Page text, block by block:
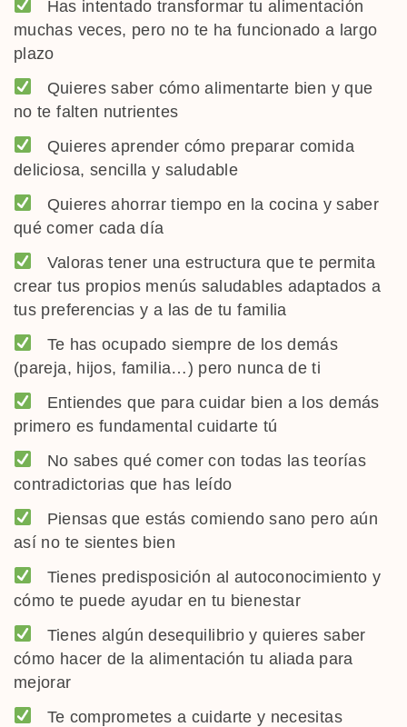
Has intentado transformar tu alimentación
muchas veces, pero no te ha funcionado a largo
plazo
Quieres saber cómo alimentarte bien y que
no te falten nutrientes
Quieres aprender cómo preparar comida
deliciosa, sencilla y saludable
Quieres ahorrar tiempo en la cocina y saber
qué comer cada día
Valoras tener una estructura que te permita
crear tus propios menús saludables adaptados a
tus preferencias y a las de tu familia
Te has ocupado siempre de los demás
(pareja, hijos, familia…) pero nunca de ti
Entiendes que para cuidar bien a los demás
primero es fundamental cuidarte tú
No sabes qué comer con todas las teorías
contradictorias que has leído
Piensas que estás comiendo sano pero aún
así no te sientes bien
Tienes predisposición al autoconocimiento y
cómo te puede ayudar en tu bienestar
Tienes algún desequilibrio y quieres saber
cómo hacer de la alimentación tu aliada para
mejorar
Te comprometes a cuidarte y necesitas